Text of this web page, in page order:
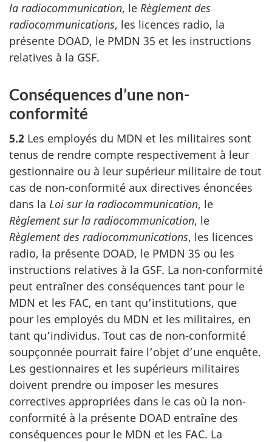
la radiocommunication, le Règlement des
radiocommunications, les licences radio, la
présente DOAD, le PMDN 35 et les instructions
relatives à la GSF.
Conséquences d’une non-
conformité
5.2 Les employés du MDN et les militaires sont
tenus de rendre compte respectivement à leur
gestionnaire ou à leur supérieur militaire de tout
cas de non-conformité aux directives énoncées
dans la Loi sur la radiocommunication, le
Règlement sur la radiocommunication, le
Règlement des radiocommunications, les licences
radio, la présente DOAD, le PMDN 35 ou les
instructions relatives à la GSF. La non-conformité
peut entraîner des conséquences tant pour le
MDN et les FAC, en tant qu’institutions, que
pour les employés du MDN et les militaires, en
tant qu’individus. Tout cas de non-conformité
soupçonnée pourrait faire l’objet d’une enquête.
Les gestionnaires et les supérieurs militaires
doivent prendre ou imposer les mesures
correctives appropriées dans le cas où la non-
conformité à la présente DOAD entraîne des
conséquences pour le MDN et les FAC. La